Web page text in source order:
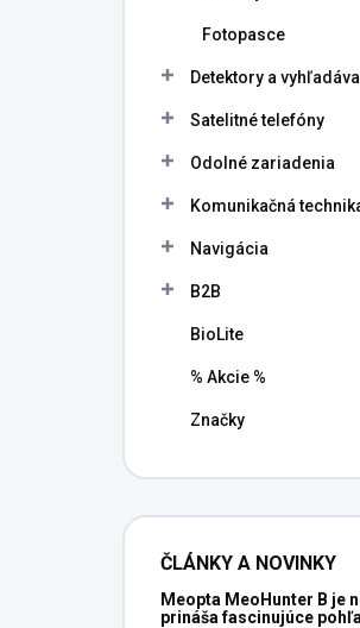
Fotopasce
Detektory a
Satelitné telefóny
Odolné zariadenia
Komunikačná
Navigácia
B2B
BioLite
% Akcie %
Značky
ČLÁNKY A NOVINKY
Meopta MeoHunter B je
prináša fascinujúce